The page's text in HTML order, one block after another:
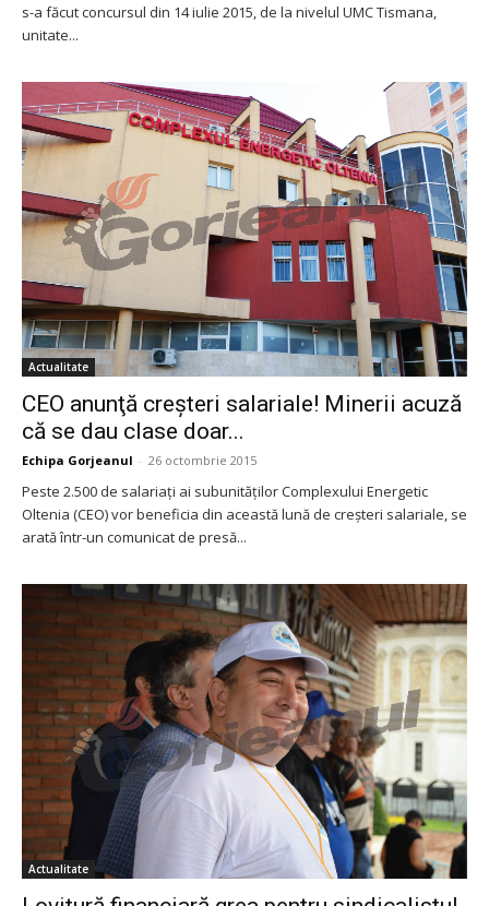
s-a făcut concursul din 14 iulie 2015, de la nivelul UMC Tismana,
unitate...
Actualitate
CEO anunţă creşteri salariale! Minerii acuză
că se dau clase doar...
Echipa Gorjeanul - 26 octombrie 2015
Peste 2.500 de salariaţi ai subunităţilor Complexului Energetic
Oltenia (CEO) vor beneficia din această lună de creşteri salariale, se
arată într-un comunicat de presă...
Actualitate